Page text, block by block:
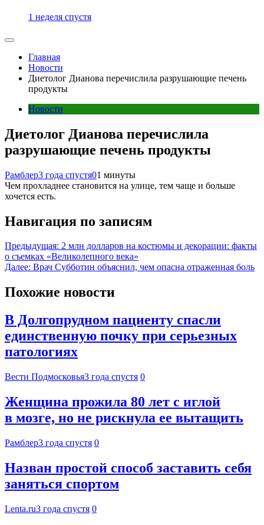
1 неделя спустя
Главная
Новости
Диетолог Дианова перечислила разрушающие печень
продукты
Новости
Диетолог Дианова перечислила
разрушающие печень продукты
Рамблер3 года спустя01 минуты
Чем прохладнее становится на улице, тем чаще и больше
хочется есть.
Навигация по записям
Предыдущая: 2 млн долларов на костюмы и декорации: факты
о съемках «Великолепного века»
Далее: Врач Субботин объяснил, чем опасна отраженная боль
Похожие новости
В Долгопрудном пациенту спасли
единственную почку при серьезных
патологиях
Вести Подмосковья3 года спустя 0
Женщина прожила 80 лет с иглой
в мозге, но не рискнула ее вытащить
Рамблер3 года спустя 0
Назван простой способ заставить себя
заняться спортом
Lenta.ru3 года спустя 0